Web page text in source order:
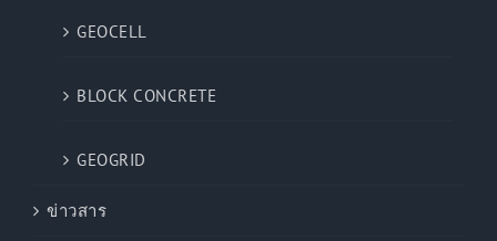
GEOCELL
BLOCK CONCRETE
GEOGRID
ข่าวสาร